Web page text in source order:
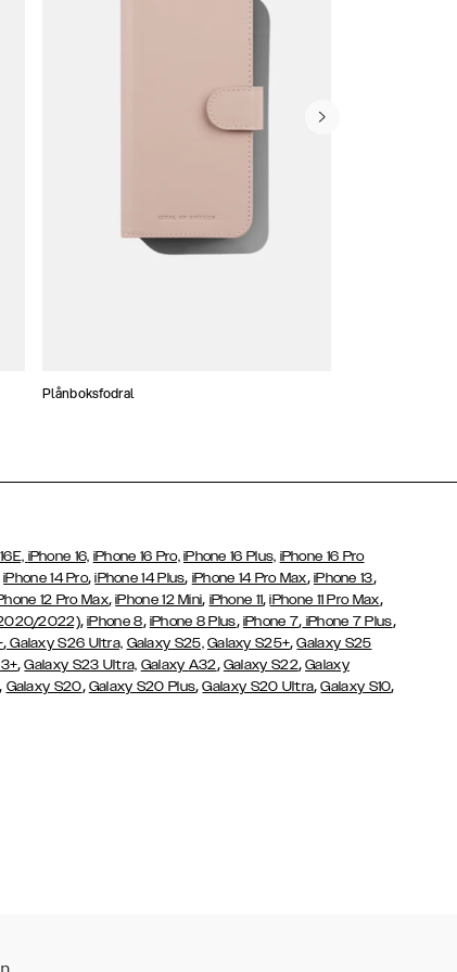
Plånboksfodral
iPhone 16, iPhone 16 Pro, iPhone 16 Plus, iPhone 16 Pro
iPhone 14 Pro,iPhone 14 Plus, iPhone 14 Pro Max, iPhone 13,
12 Pro Max,iPhone 12 Mini, iPhone 11,iPhone 11 Pro Max,
2022),iPhone 8, iPhone 8 Plus, iPhone 7, iPhone 7 Plus,
,Galaxy S26 Ultra, Galaxy S25, Galaxy S25+,Galaxy S25
,Galaxy S23 Ultra, Galaxy A32, Galaxy S22,Galaxy
, Galaxy S20, Galaxy S20 Plus,Galaxy S20 Ultra,Galaxy S10,